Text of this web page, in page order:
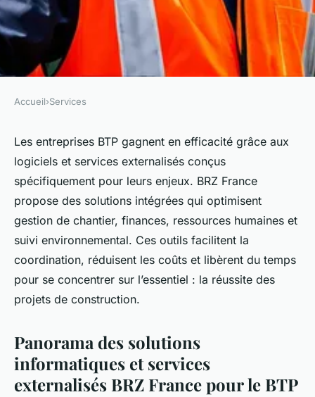
Logiciels et services
externalisés : l'atout des
entreprises btp
Julien•19 juillet 2025• 4 min de lecture
Accueil›Services
Les entreprises BTP gagnent en efficacité grâce aux
logiciels et services externalisés conçus
spécifiquement pour leurs enjeux. BRZ France
propose des solutions intégrées qui optimisent
gestion de chantier, finances, ressources humaines et
suivi environnemental. Ces outils facilitent la
coordination, réduisent les coûts et libèrent du temps
pour se concentrer sur l’essentiel : la réussite des
projets de construction.
Panorama des solutions
informatiques et services
externalisés BRZ France pour le BTP